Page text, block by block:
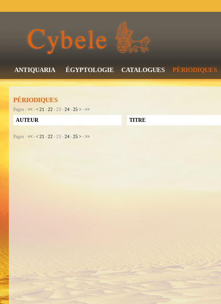
ANTIQUARIA ÉGYPTOLOGIE CATALOGUES PÉRIODIQUES
PÉRIODIQUES
Pages : << - < 21 - 22 - 23 - 24 - 25 > - >>
AUTEUR TITRE
Pages : << - < 21 - 22 - 23 - 24 - 25 > - >>